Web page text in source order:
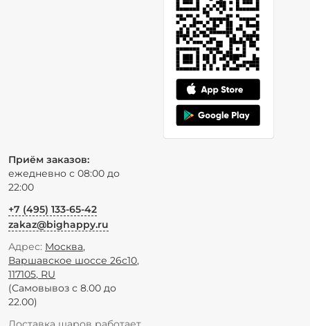
Приём заказов:
ежедневно с 08:00 до
22:00
+7 (495) 133-65-42
zakaz@bighappy.ru
Адрес: Москва,
Варшавское шоссе 26с10,
117105, RU
(Самовывоз с 8.00 до
22.00)